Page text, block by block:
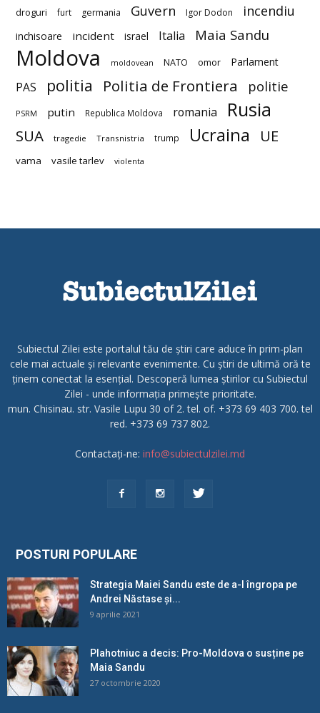
droguri furt germania Guvern Igor Dodon incendiu
inchisoare incident israel Italia Maia Sandu
Moldova moldovean NATO omor Parlament
PAS politia Politia de Frontiera politie
PSRM putin Republica Moldova romania Rusia
SUA tragedie Transnistria trump Ucraina UE
vama vasile tarlev violenta
Subiectul Zilei este portalul tău de știri care aduce în prim-plan
cele mai actuale și relevante evenimente. Cu știri de ultimă oră te
ținem conectat la esențial. Descoperă lumea știrilor cu Subiectul
Zilei - unde informația primește prioritate.
mun. Chisinau. str. Vasile Lupu 30 of 2. tel. of. +373 69 403 700. tel
red. +373 69 737 802.
Contactați-ne: info@subiectulzilei.md
POSTURI POPULARE
Strategia Maiei Sandu este de a-l îngropa pe
Andrei Năstase și...
9 aprilie 2021
Plahotniuc a decis: Pro-Moldova o susține pe
Maia Sandu
27 octombrie 2020